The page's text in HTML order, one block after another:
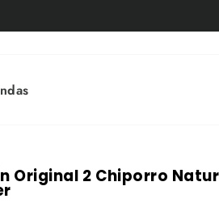
$75.000
Original 2 Chiporro